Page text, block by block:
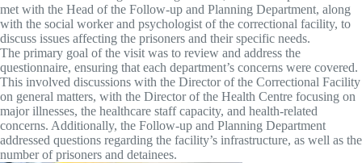
met with the Head of the Follow-up and Planning Department, along
with the social worker and psychologist of the correctional facility, to
discuss issues affecting the prisoners and their specific needs.
The primary goal of the visit was to review and address the
questionnaire, ensuring that each department’s concerns were covered.
This involved discussions with the Director of the Correctional Facility
on general matters, with the Director of the Health Centre focusing on
major illnesses, the healthcare staff capacity, and health-related
concerns. Additionally, the Follow-up and Planning Department
addressed questions regarding the facility’s infrastructure, as well as the
number of prisoners and detainees.